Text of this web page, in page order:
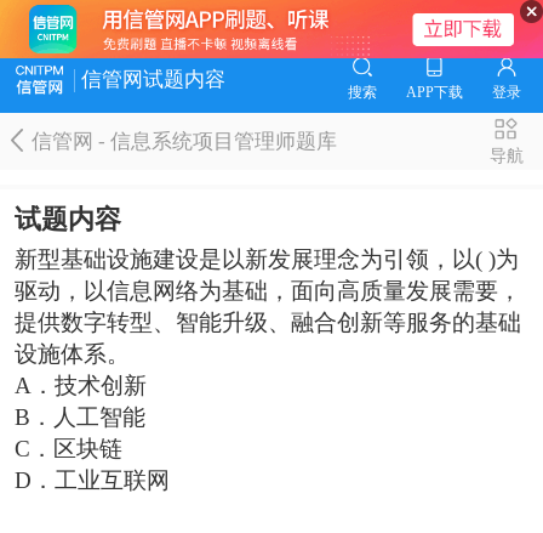
信管网试题内容
搜索 APP下载 登录
信管网 - 信息系统项目管理师题库
导航
试题内容
新型基础设施建设是以新发展理念为引领，以( )为
驱动，以信息网络为基础，面向高质量发展需要，
提供数字转型、智能升级、融合创新等服务的基础
设施体系。
A．技术创新
B．人工智能
C．区块链
D．工业互联网